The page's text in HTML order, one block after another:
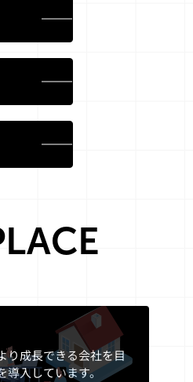
り成長できる会社を目
導入しています。